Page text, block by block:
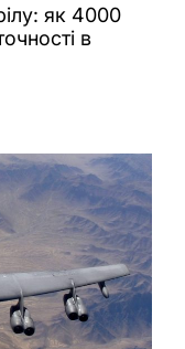
як 4000
в